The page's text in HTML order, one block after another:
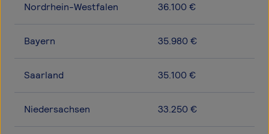
Nordrhein-Westfalen 36.100 €
Bayern 35.980 €
Saarland 35.100 €
Niedersachsen 33.250 €